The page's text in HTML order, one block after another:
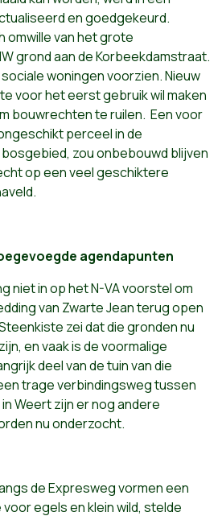
en goedgekeurd.
omwille van het grote
grond aan de Korbeekdamstraat.
woningen voorzien. Nieuw
voor het eerst gebruik wil maken
bouwrechten te ruilen. Een voor
perceel in de
zou onbebouwd blijven
op een veel geschiktere
agendapunten
niet in op het N-VA voorstel om
van Zwarte Jean terug open
zei dat die gronden nu
en vaak is de voormalige
deel van de tuin van die
trage verbindingsweg tussen
Weert zijn er nog andere
nu onderzocht.
de Expresweg vormen een
egels en klein wild, stelde